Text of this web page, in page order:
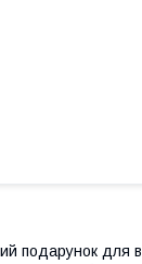
подарунок для